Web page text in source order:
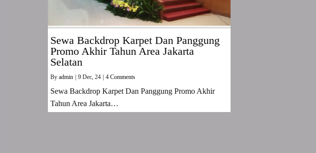
Sewa Backdrop Karpet Dan Panggung
Promo Akhir Tahun Area Jakarta
Selatan
By admin 9 Dec, 24 4 Comments
Sewa Backdrop Karpet Dan Panggung Promo Akhir
Tahun Area Jakarta…